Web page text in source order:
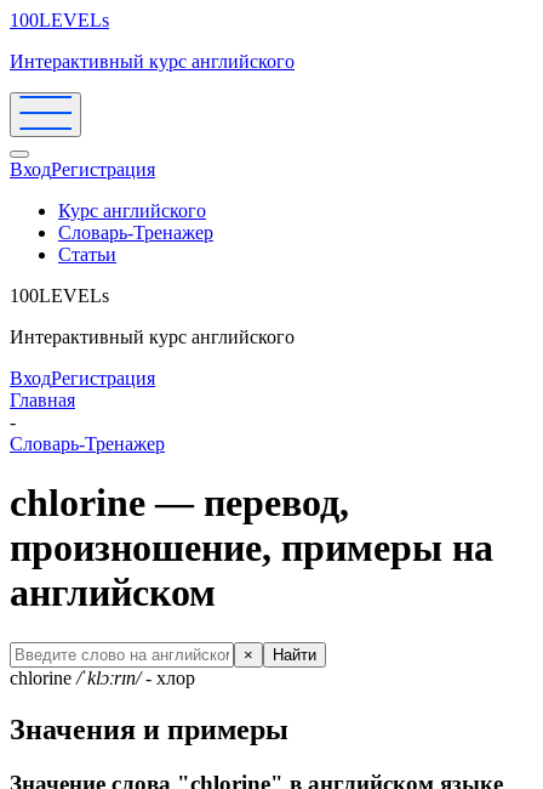
100LEVELs
Интерактивный курс английского
ВходРегистрация
Курс английского
Словарь-Тренажер
Статьи
100LEVELs
Интерактивный курс английского
ВходРегистрация
Главная
-
Словарь-Тренажер
chlorine — перевод,
произношение, примеры на
английском
× Найти
chlorine /ˈklɔːrɪn/- хлор
Значения и примеры
Значение слова "chlorine" в английском языке